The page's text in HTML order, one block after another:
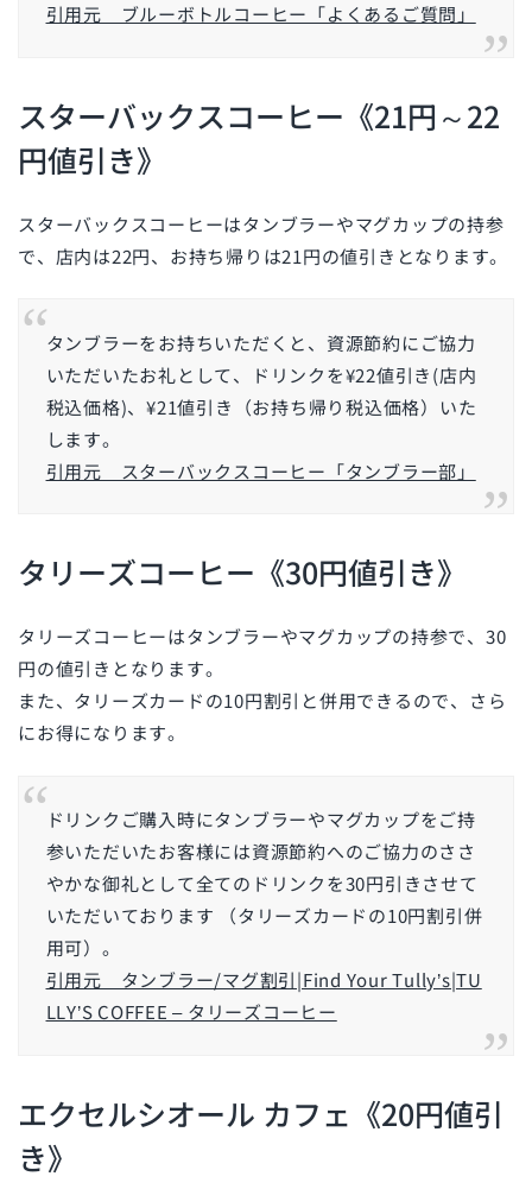
引用元 ブルーボトルコーヒー「よくあるご質問」
スターバックスコーヒー《21円～22
円値引き》
スターバックスコーヒーはタンブラーやマグカップの持参
で、店内は22円、お持ち帰りは21円の値引きとなります。
タンブラーをお持ちいただくと、資源節約にご協力
いただいたお礼として、ドリンクを¥22値引き(店内
税込価格)、¥21値引き（お持ち帰り税込価格）いた
します。
引用元 スターバックスコーヒー「タンブラー部」
タリーズコーヒー《30円値引き》
タリーズコーヒーはタンブラーやマグカップの持参で、30
円の値引きとなります。
また、タリーズカードの10円割引と併用できるので、さら
にお得になります。
ドリンクご購入時にタンブラーやマグカップをご持
参いただいたお客様には資源節約へのご協力のささ
やかな御礼として全てのドリンクを30円引きさせて
いただいております （タリーズカードの10円割引併
用可）。
引用元 タンブラー/マグ割引|Find Your Tully’s|TU
LLY’S COFFEE – タリーズコーヒー
エクセルシオール カフェ《20円値引
き》